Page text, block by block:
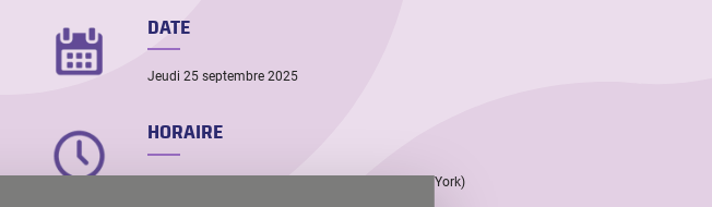
DATE
Jeudi 25 septembre 2025
HORAIRE
30 minutes : 01:00 PM ET (GMT-4, Heure de New York)